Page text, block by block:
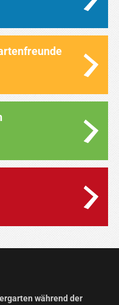
während der